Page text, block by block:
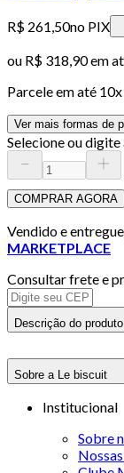
R$ 261,50no PIX
ou R$ 318,90em
Parcele em até 10
Ver mais formas de
Selecione ou
COMPRAR AGORA
Vendido e
MARKETPLACE
Consultar frete e
Descrição do produto
Sobre a Le biscuit
Institucional
Sobre